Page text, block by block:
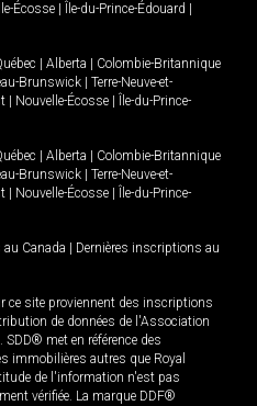
Écosse Île-du-Prince-Édouard
Alberta
Colombie-Britannique
Brunswick
Terre-Neuve-et-
Nouvelle-Écosse
Île-du-Prince-
Alberta
Colombie-Britannique
Brunswick
Terre-Neuve-et-
Nouvelle-Écosse
Île-du-Prince-
Canada
Dernières inscriptions au
ce site proviennent des inscriptions
de données de l'Association
met en référence des
immobilières autres que Royal
de l'information n'est pas
vérifiée. La marque DDF®